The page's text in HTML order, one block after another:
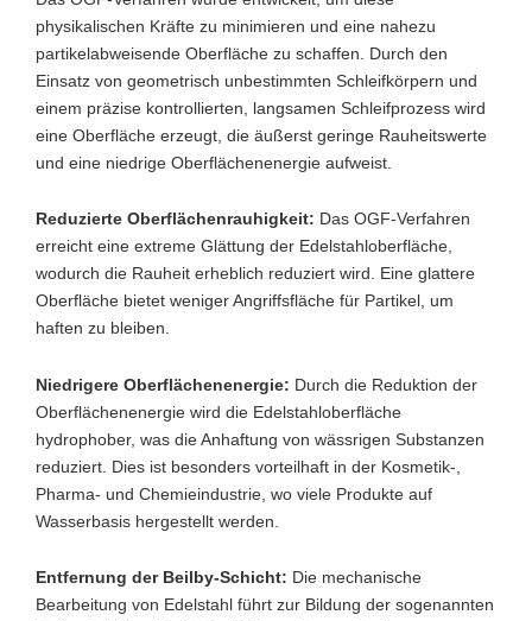
physikalischen Kräfte zu minimieren und eine nahezu
partikelabweisende Oberfläche zu schaffen. Durch den
Einsatz von geometrisch unbestimmten Schleifkörpern und
einem präzise kontrollierten, langsamen Schleifprozess wird
eine Oberfläche erzeugt, die äußerst geringe Rauheitswerte
und eine niedrige Oberflächenenergie aufweist.
Reduzierte Oberflächenrauhigkeit: Das OGF-Verfahren
erreicht eine extreme Glättung der Edelstahloberfläche,
wodurch die Rauheit erheblich reduziert wird. Eine glattere
Oberfläche bietet weniger Angriffsfläche für Partikel, um
haften zu bleiben.
Niedrigere Oberflächenenergie: Durch die Reduktion der
Oberflächenenergie wird die Edelstahloberfläche
hydrophober, was die Anhaftung von wässrigen Substanzen
reduziert. Dies ist besonders vorteilhaft in der Kosmetik-,
Pharma- und Chemieindustrie, wo viele Produkte auf
Wasserbasis hergestellt werden.
Entfernung der Beilby-Schicht: Die mechanische
Bearbeitung von Edelstahl führt zur Bildung der sogenannten